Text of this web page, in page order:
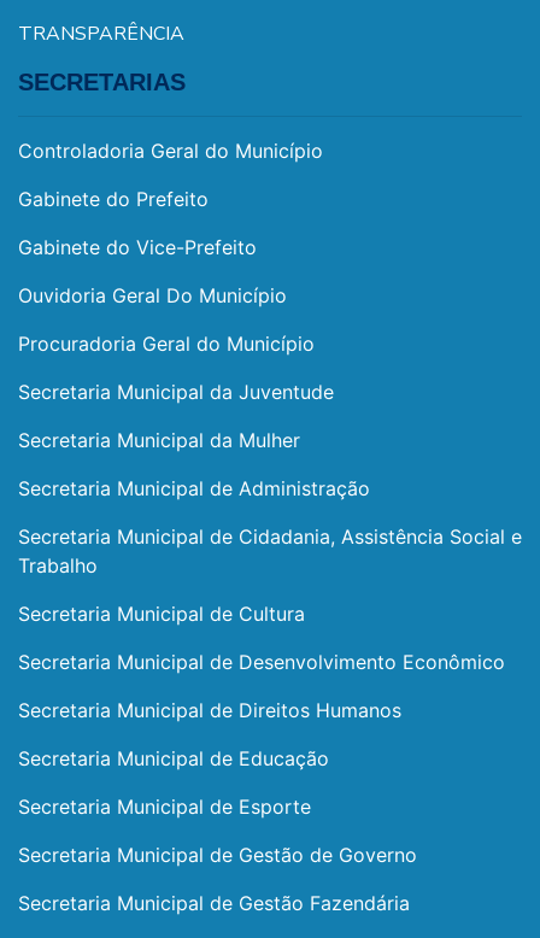
TRANSPARÊNCIA
SECRETARIAS
Controladoria Geral do Município
Gabinete do Prefeito
Gabinete do Vice-Prefeito
Ouvidoria Geral Do Município
Procuradoria Geral do Município
Secretaria Municipal da Juventude
Secretaria Municipal da Mulher
Secretaria Municipal de Administração
Secretaria Municipal de Cidadania, Assistência Social e
Trabalho
Secretaria Municipal de Cultura
Secretaria Municipal de Desenvolvimento Econômico
Secretaria Municipal de Direitos Humanos
Secretaria Municipal de Educação
Secretaria Municipal de Esporte
Secretaria Municipal de Gestão de Governo
Secretaria Municipal de Gestão Fazendária